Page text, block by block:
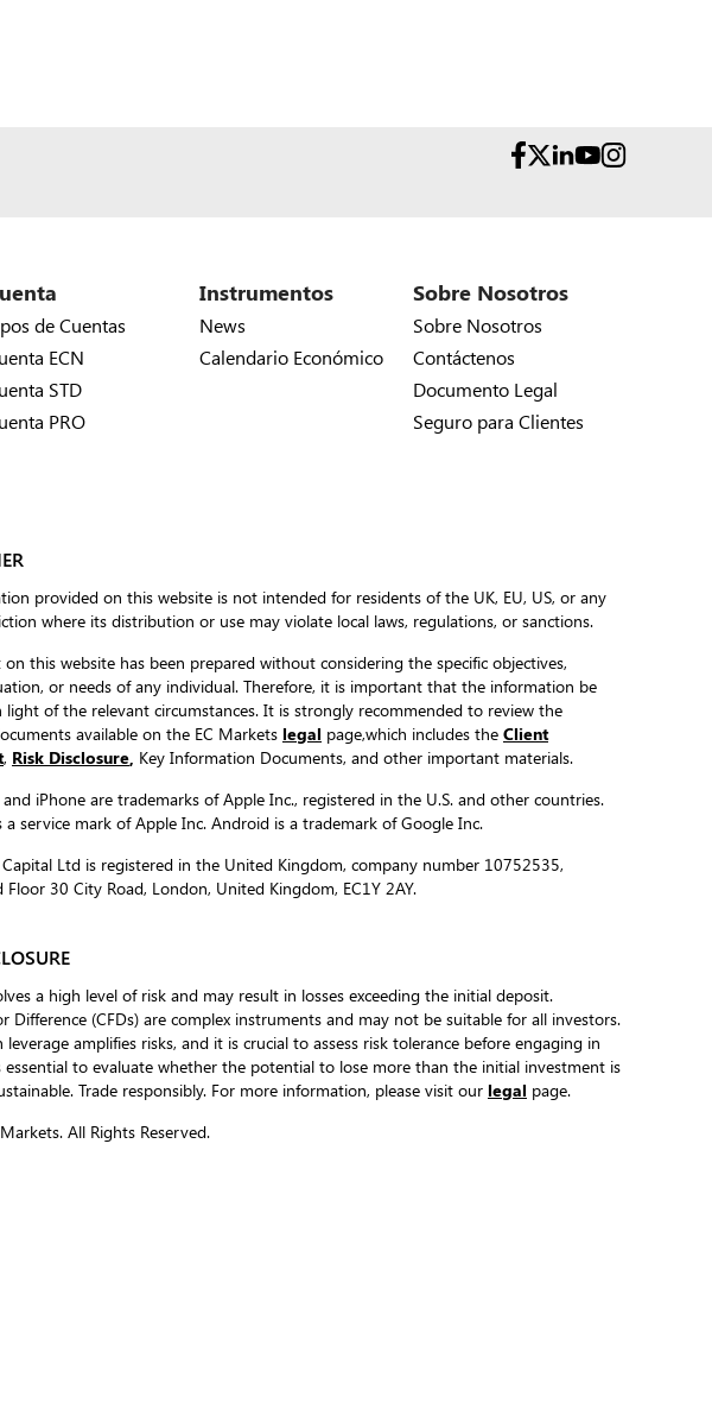
de Cuentas
ECN
STD
PRO
Instrumentos
News
Calendario Económico
Sobre Nosotros
Sobre Nosotros
Contáctenos
Documento Legal
Seguro para Clientes
provided on this website is not intended for residents of the UK, EU, US, or any
where its distribution or use may violate local laws, regulations, or sanctions.
this website has been prepared without considering the specific objectives,
or needs of any individual. Therefore, it is important that the information be
light of the relevant circumstances. It is strongly recommended to review the
available on the EC Markets legal page,which includes the Client
, Risk Disclosure, Key Information Documents, and other important materials.
and iPhone are trademarks of Apple Inc., registered in the U.S. and other countries.
a service mark of Apple Inc. Android is a trademark of Google Inc.
Capital Ltd is registered in the United Kingdom, company number 10752535,
Floor 30 City Road, London, United Kingdom, EC1Y 2AY.
a high level of risk and may result in losses exceeding the initial deposit.
Difference (CFDs) are complex instruments and may not be suitable for all investors.
leverage amplifies risks, and it is crucial to assess risk tolerance before engaging in
to evaluate whether the potential to lose more than the initial investment is
Trade responsibly. For more information, please visit our legal page.
All Rights Reserved.